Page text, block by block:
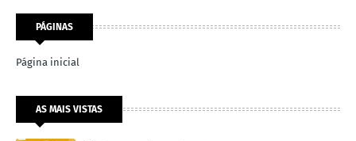
PÁGINAS
Página inicial
AS MAIS VISTAS